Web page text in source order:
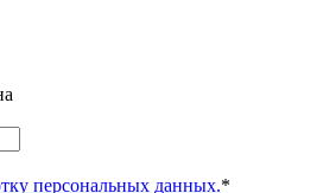
персональных данных.*